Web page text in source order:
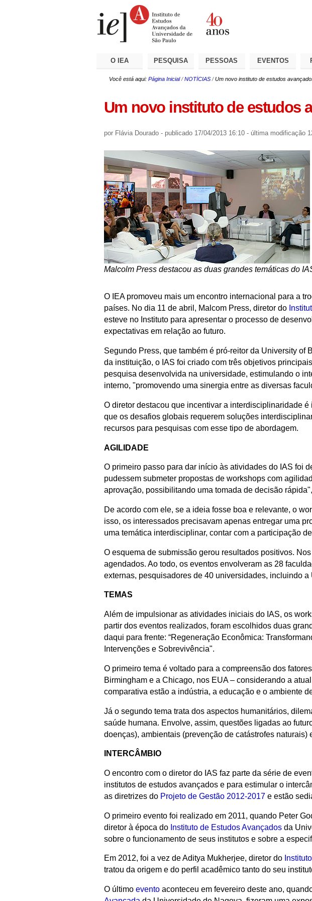
O IEA PESQUISA PESSOAS EVENTOS
Você está aqui: Página Inicial /NOTÍCIAS /Um novo instituto de estudos
Um novo instituto de estudos
por Flávia Dourado - publicado17/04/2013 16:10 - última modificação
Malcolm Press destacou as duas grandes temáticas do
O IEA promoveu mais um encontro internacional para a
países. No dia 11 de abril, Malcom Press, diretor do
esteve no Instituto para apresentar o processo de
expectativas em relação ao futuro.
Segundo Press, que também é pró-reitor da University
da instituição, o IAS foi criado com três objetivos
pesquisa desenvolvida na universidade, estimulando o
interno, "promovendo uma sinergia entre as diversas
O diretor destacou que incentivar a interdisciplinaridade
que os desafios globais requerem soluções
recursos para pesquisas com esse tipo de abordagem.
AGILIDADE
O primeiro passo para dar início às atividades do IAS foi
pudessem submeter propostas de workshops com
aprovação, possibilitando uma tomada de decisão
De acordo com ele, se a ideia fosse boa e relevante, o
isso, os interessados precisavam apenas entregar uma
uma temática interdisciplinar, contar com a participação
O esquema de submissão gerou resultados positivos.
agendados. Ao todo, os eventos envolveram as 28
externas, pesquisadores de 40 universidades, incluindo a
TEMAS
Além de impulsionar as atividades iniciais do IAS, os
partir dos eventos realizados, foram escolhidos duas
daqui para frente: “Regeneração Econômica:
Intervenções e Sobrevivência".
O primeiro tema é voltado para a compreensão dos
Birmingham e a Chicago, nos EUA – considerando a
comparativa estão a indústria, a educação e o ambiente
Já o segundo tema trata dos aspectos humanitários,
saúde humana. Envolve, assim, questões ligadas ao
doenças), ambientais (prevenção de catástrofes
INTERCÂMBIO
O encontro com o diretor do IAS faz parte da série de
institutos de estudos avançados e para estimular o
as diretrizes do Projeto de Gestão 2012-2017e estão
O primeiro evento foi realizado em 2011, quando Peter
diretor à época do Instituto de Estudos Avançadosda
sobre o funcionamento de seus institutos e sobre a
Em 2012, foi a vez de Aditya Mukherjee, diretor do
tratou da origem e do perfil acadêmico tanto do seu
O último eventoaconteceu em fevereiro deste ano,